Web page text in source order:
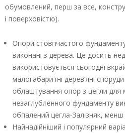
обумовлений, перш за все,
і поверховістю).
Опори стовпчастого
виконані з дерева. Це досить
використовується сьогодні
малогабаритні дерев’яні
облаштування опор з цегли для
незаглубленного фундаменту
обпалений цегла-Залізняк,
Найнадійніший і популярний